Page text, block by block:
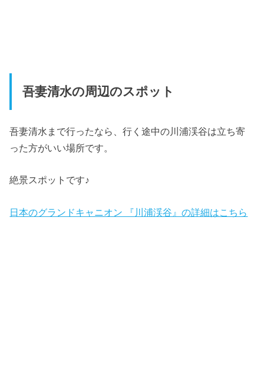
吾妻清水の周辺のスポット
吾妻清水まで行ったなら、行く途中の川浦渓谷は立ち寄
った方がいい場所です。
絶景スポットです♪
日本のグランドキャニオン 『川浦渓谷』の詳細はこちら